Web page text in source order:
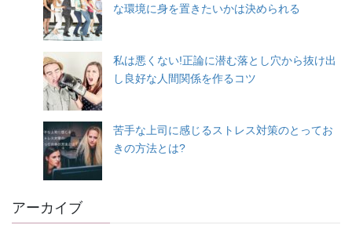
な環境に身を置きたいかは決められる
私は悪くない!正論に潜む落とし穴から抜け出
し良好な人間関係を作るコツ
苦手な上司に感じるストレス対策のとってお
きの方法とは?
アーカイブ